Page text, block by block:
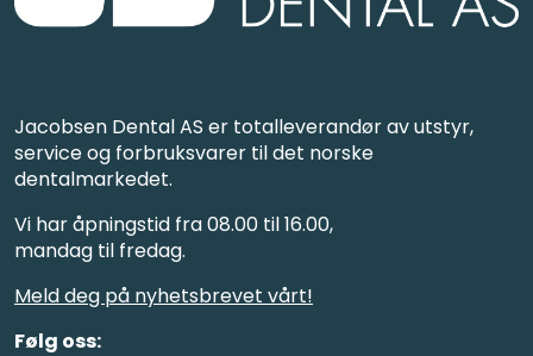
Jacobsen Dental AS er totalleverandør av utstyr,
service og forbruksvarer til det norske
dentalmarkedet.
Vi har åpningstid fra 08.00 til 16.00,
mandag til fredag.
Meld deg på nyhetsbrevet vårt!
Følg oss: